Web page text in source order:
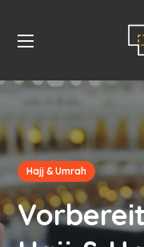
Hajj & Umrah